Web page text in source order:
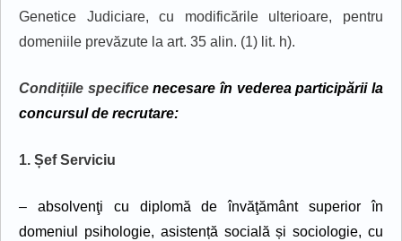
Genetice Judiciare, cu modificările ulterioare, pentru
domeniile prevăzute la art. 35 alin. (1) lit. h).
Condițiile specificenecesare în vedereaparticipăriila
concursul de recrutare:
1. Șef Serviciu
– absolvenţi cu diplomă de învăţământ superior în
domeniul psihologie, asistență socială și sociologie, cu